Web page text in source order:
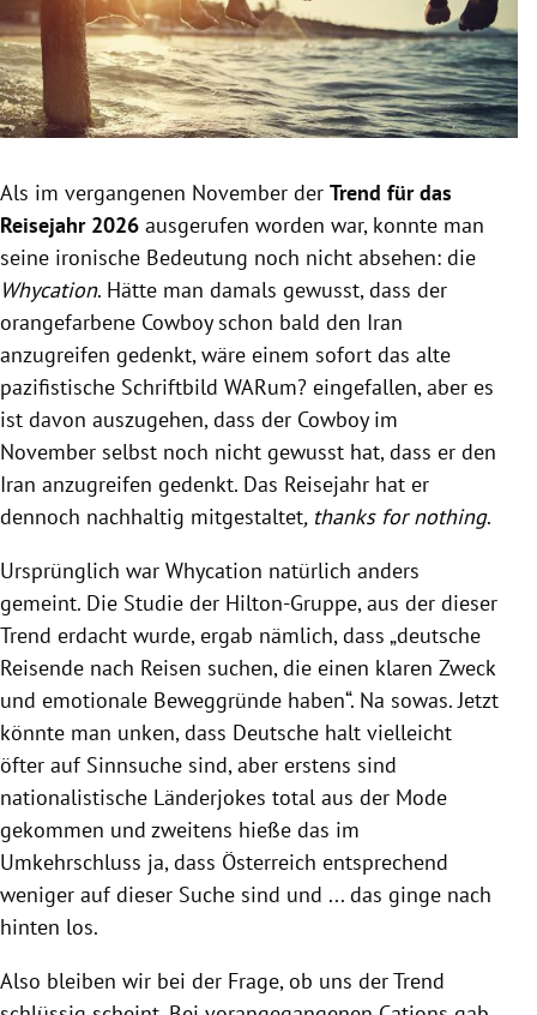
Untermenü
Untermenü
Als im vergangenen November der Trend für das
Reisejahr 2026 ausgerufen worden war, konnte man
seine ironische Bedeutung noch nicht absehen: die
Whycation. Hätte man damals gewusst, dass der
orangefarbene Cowboy schon bald den Iran
anzugreifen gedenkt, wäre einem sofort das alte
pazifistische Schriftbild WARum? eingefallen, aber es
ist davon auszugehen, dass der Cowboy im
November selbst noch nicht gewusst hat, dass er den
Iran anzugreifen gedenkt. Das Reisejahr hat er
dennoch nachhaltig mitgestaltet, thanks for nothing.
Ursprünglich war Whycation natürlich anders
gemeint. Die Studie der Hilton-Gruppe, aus der dieser
Trend erdacht wurde, ergab nämlich, dass „deutsche
Reisende nach Reisen suchen, die einen klaren Zweck
und emotionale Beweggründe haben“. Na sowas. Jetzt
könnte man unken, dass Deutsche halt vielleicht
öfter auf Sinnsuche sind, aber erstens sind
nationalistische Länderjokes total aus der Mode
gekommen und zweitens hieße das im
Umkehrschluss ja, dass Österreich entsprechend
weniger auf dieser Suche sind und ... das ginge nach
hinten los.
Also bleiben wir bei der Frage, ob uns der Trend